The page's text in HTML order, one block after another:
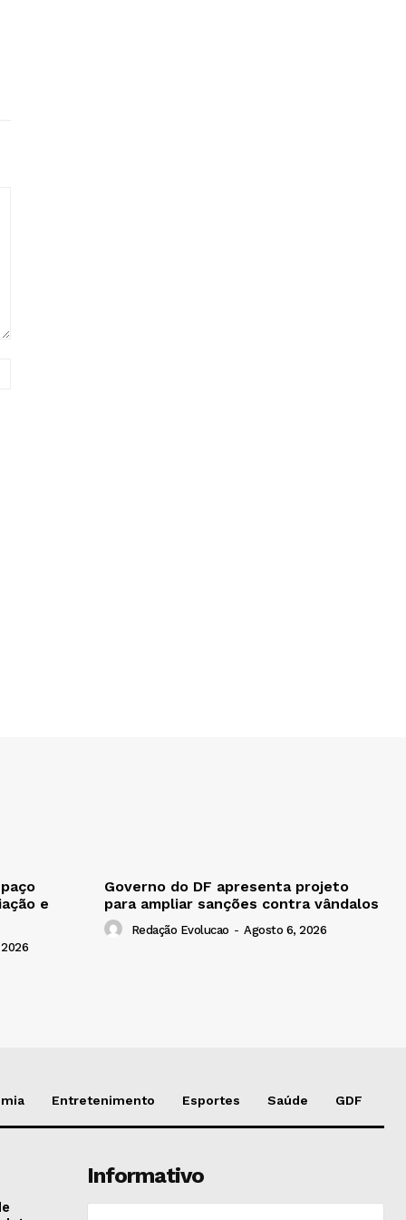
e
Governo do DF apresenta projeto
para ampliar sanções contra vândalos
Redação Evolucao - Agosto 6, 2026
Entretenimento Esportes Saúde GDF
Informativo